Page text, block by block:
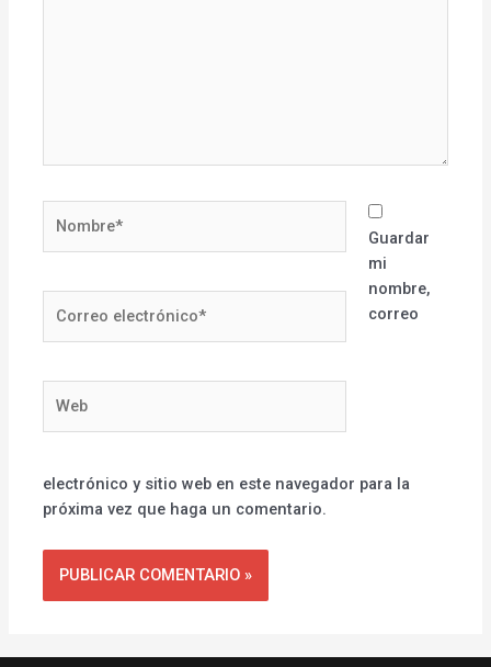
electrónico*
Guardar
mi
nombre,
correo
electrónico y sitio web en este navegador para la
próxima vez que haga un comentario.